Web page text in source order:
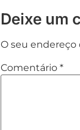
Deixe um
O seu endereço
Comentário*